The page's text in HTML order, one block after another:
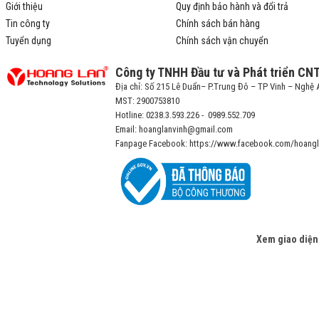
Giới thiệu
Tin công ty
Tuyển dụng
Quy định bảo hành và đổi trả
Chính sách bán hàng
Chính sách vận chuyển
Công ty TNHH Đầu tư và Phát triển
Địa chỉ: Số 215 Lê Duẩn– P.Trung Đô – TP Vinh – Nghệ
MST: 2900753810
Hotline: 0238.3.593.226 - 0989.552.709
Email: hoanglanvinh@gmail.com
Fanpage Facebook: https://www.facebook.com/
Xem giao diện